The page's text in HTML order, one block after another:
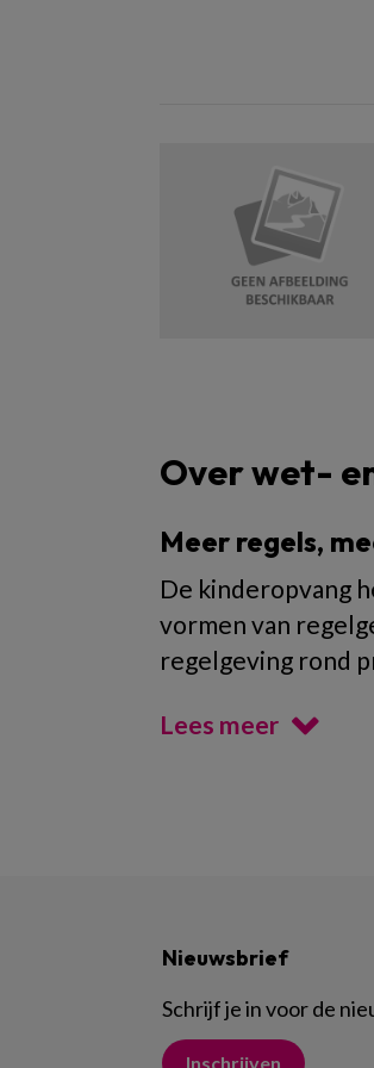
Over wet-
Meer regels,
De kinderopvang
vormen van
regelgeving rond
Lees meer
Nieuwsbrief
Schrijf je in voor de
Inschrijven